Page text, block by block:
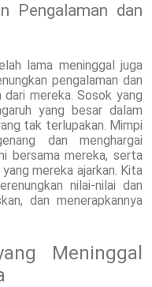
Pengalaman dan
lama meninggal juga
pengalaman dan
mereka. Sosok yang
yang besar dalam
tak terlupakan. Mimpi
dan menghargai
bersama mereka, serta
mereka ajarkan. Kita
nilai-nilai dan
dan menerapkannya
Meninggal